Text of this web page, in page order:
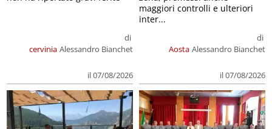
cervinia
di
Alessandro Bianchet
il 07/08/2026
Aosta
di
Alessandro Bianchet
il 07/08/2026
maggiori controlli e ulteriori
inter...